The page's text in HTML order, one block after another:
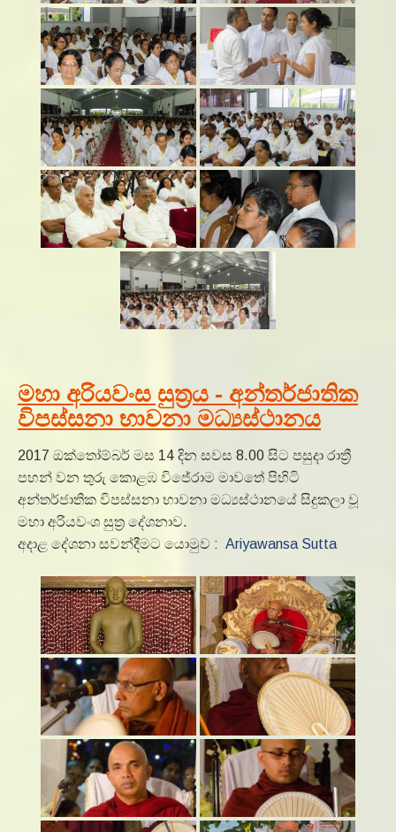
මහා අරියවංස සුත්‍රය - අන්තර්ජාතික
විපස්සනා භාවනා මධ්‍යස්ථානය
2017 ඔක්තෝම්බර් මස 14 දින සවස 8.00 සිට පසුදා රාත්‍රී
පහන් වන තුරු කොළඹ විජේරාම මාවතේ පිහිටි
අන්තර්ජාතික විපස්සනා භාවනා මධ්‍යස්ථානයේ සිදුකලා වූ
මහා අරියවංශ සුත්‍ර දේශනාව.
අදාළ දේශනා සවන්දීමට යොමුව : Ariyawansa Sutta